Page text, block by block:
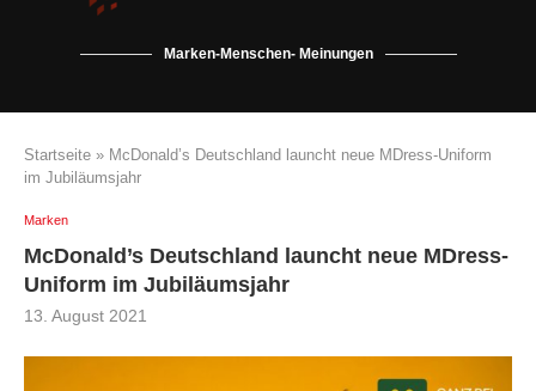
Marken-Menschen- Meinungen
Startseite » McDonald’s Deutschland launcht neue MDress-Uniform
im Jubiläumsjahr
Marken
McDonald’s Deutschland launcht neue MDress-
Uniform im Jubiläumsjahr
13. August 2021